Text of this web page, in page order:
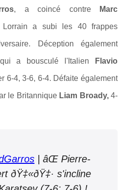
, a coincé contre Marc
a subi les 40 frappes
Déception également
qui a bousculé l'Italien Flavio
6-4, 3-6, 6-4. Défaite également
le Britannique Liam Broady,4-
| âŒ Pierre-
ðŸ‡«ðŸ‡· s'incline